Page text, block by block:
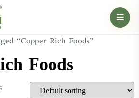
“Copper Rich Foods”
Foods